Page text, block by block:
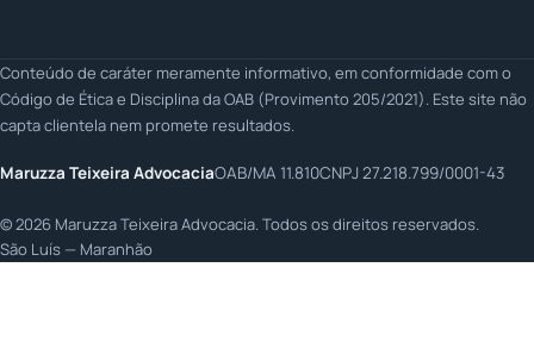
Conteúdo de caráter meramente informativo, em conformidade com o
Código de Ética e Disciplina da OAB (Provimento 205/2021). Este site não
capta clientela nem promete resultados.
Maruzza Teixeira AdvocaciaOAB/MA 11.810CNPJ 27.218.799/0001-43
©2026 Maruzza Teixeira Advocacia. Todos os direitos reservados.
São Luís — Maranhão